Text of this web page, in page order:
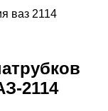
ваз 2114
2114